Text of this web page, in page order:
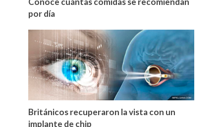
por día
Británicos recuperaron la vista con un
implante de chip